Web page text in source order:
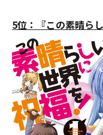
5位：『この素晴ら